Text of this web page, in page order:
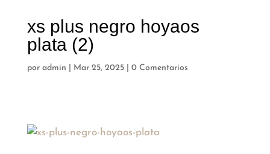
xs plus negro hoyaos
plata (2)
por admin Mar 25, 2025| 0 Comentarios